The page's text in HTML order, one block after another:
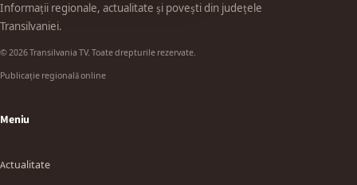
Informații regionale, actualitate și povești din județele
Transilvaniei.
© 2026 Transilvania TV. Toate drepturile rezervate.
Publicație regională online
Meniu
Actualitate